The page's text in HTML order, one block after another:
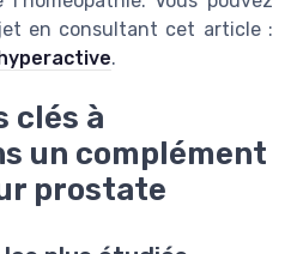
en consultant cet article :
.
clés à
un complément
prostate